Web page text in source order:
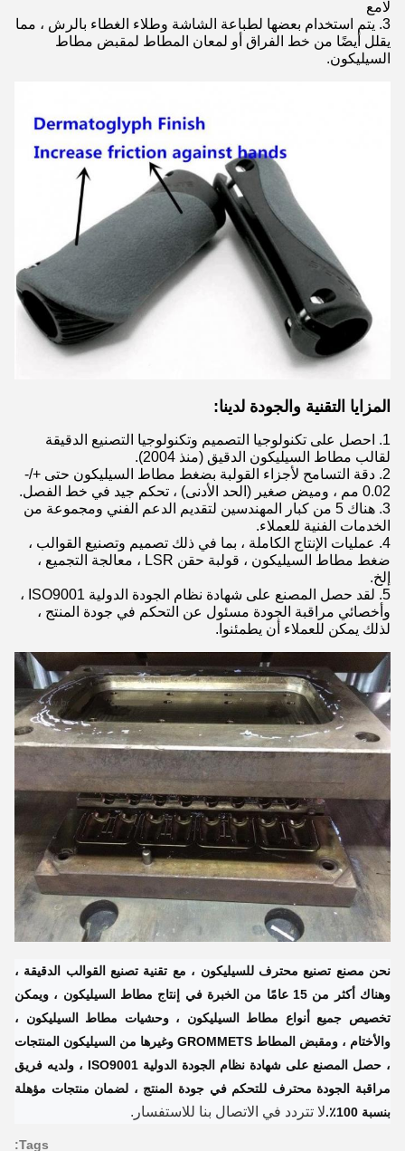
لامع
3. يتم استخدام بعضها لطباعة الشاشة وطلاء الغطاء بالرش ، مما
يقلل أيضًا من خط الفراق أو لمعان المطاط لمقبض مطاط
السيليكون.
المزايا التقنية والجودة لدينا:
1. احصل على تكنولوجيا التصميم وتكنولوجيا التصنيع الدقيقة
لقالب مطاط السيليكون الدقيق (منذ 2004).
2. دقة التسامح لأجزاء القولبة بضغط مطاط السيليكون حتى +/-
0.02 مم ، وميض صغير (الحد الأدنى) ، تحكم جيد في خط الفصل.
3. هناك 5 من كبار المهندسين لتقديم الدعم الفني ومجموعة من
الخدمات الفنية للعملاء.
4. عمليات الإنتاج الكاملة ، بما في ذلك تصميم وتصنيع القوالب ،
ضغط مطاط السيليكون ، قولبة حقن LSR ، معالجة التجميع ،
إلخ.
5. لقد حصل المصنع على شهادة نظام الجودة الدولية ISO9001 ،
وأخصائي مراقبة الجودة مسئول عن التحكم في جودة المنتج ،
لذلك يمكن للعملاء أن يطمئنوا.
نحن مصنع تصنيع محترف للسيليكون ، مع تقنية تصنيع القوالب الدقيقة ،
وهناك أكثر من 15 عامًا من الخبرة في إنتاج مطاط السيليكون ، ويمكن
تخصيص جميع أنواع مطاط السيليكون ، وحشيات مطاط السيليكون ،
والأختام ، ومقبض المطاط GROMMETS وغيرها من السيليكون المنتجات
، حصل المصنع على شهادة نظام الجودة الدولية ISO9001 ، ولديه فريق
مراقبة الجودة محترف للتحكم في جودة المنتج ، لضمان منتجات مؤهلة
بنسبة 100٪.
لا تتردد في الاتصال بنا للاستفسار.
Tags: